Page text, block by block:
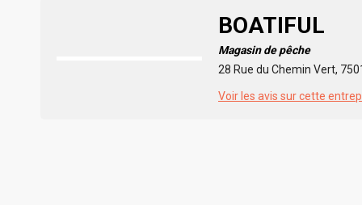
BOATIFUL
Magasin de pêche
28 Rue du Chemin Vert,
Voir les avis sur cette